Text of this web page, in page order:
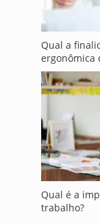
Qual a
ergonômica
Qual é a
trabalho?